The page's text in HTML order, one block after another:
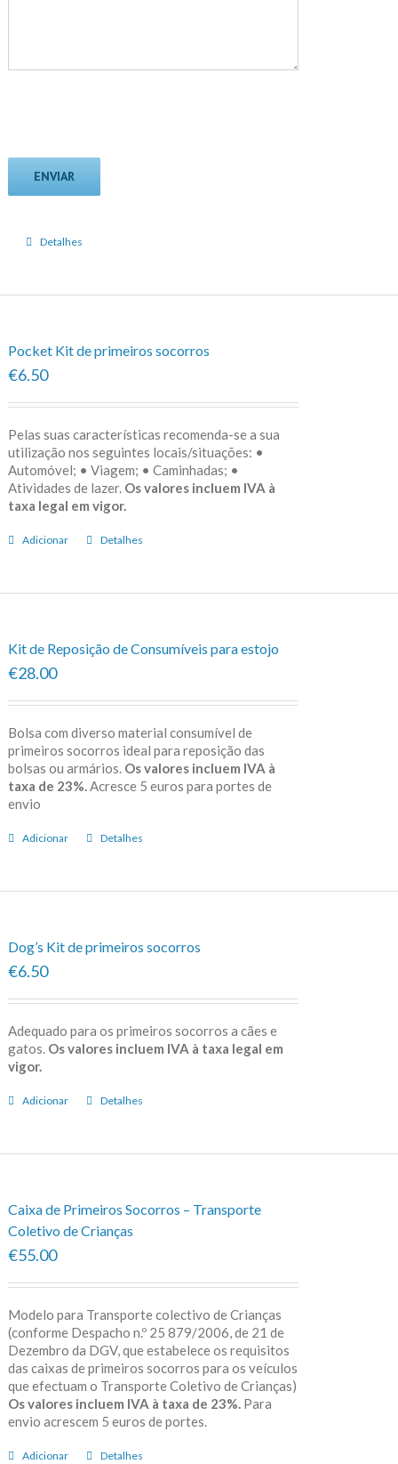
Detalhes
Pocket Kit de primeiros socorros
€6.50
Pelas suas características recomenda-se a sua
utilização nos seguintes locais/situações: •
Automóvel; • Viagem; • Caminhadas; •
Atividades de lazer. Os valores incluem IVA à
taxa legal em vigor.
Adicionar Detalhes
Kit de Reposição de Consumíveis para estojo
€28.00
Bolsa com diverso material consumível de
primeiros socorros ideal para reposição das
bolsas ou armários. Os valores incluem IVA à
taxa de 23%. Acresce 5 euros para portes de
envio
Adicionar Detalhes
Dog’s Kit de primeiros socorros
€6.50
Adequado para os primeiros socorros a cães e
gatos. Os valores incluem IVA à taxa legal em
vigor.
Adicionar Detalhes
Caixa de Primeiros Socorros – Transporte
Coletivo de Crianças
€55.00
Modelo para Transporte colectivo de Crianças
(conforme Despacho n.º 25 879/2006, de 21 de
Dezembro da DGV, que estabelece os requisitos
das caixas de primeiros socorros para os veículos
que efectuam o Transporte Coletivo de Crianças)
Os valores incluem IVA à taxa de 23%. Para
envio acrescem 5 euros de portes.
Adicionar Detalhes